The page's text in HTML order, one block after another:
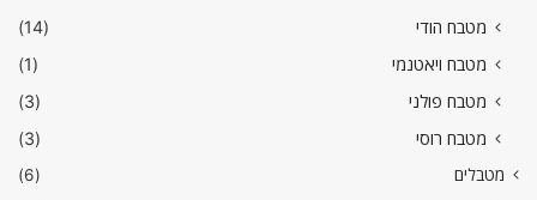
מטבח הודי
(14)
מטבח ויאטנמי
(1)
מטבח פולני
(3)
מטבח רוסי
(3)
מטבלים
(6)